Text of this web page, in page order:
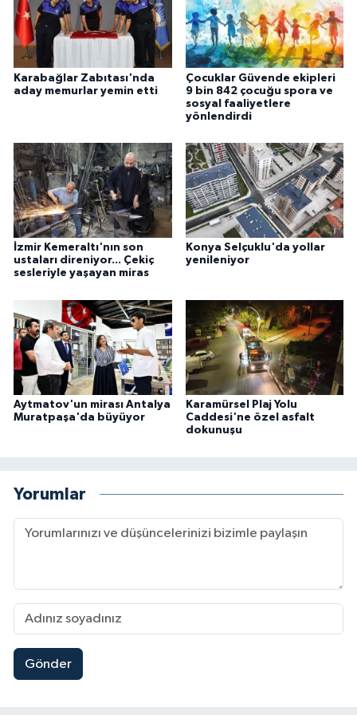
Karabağlar Zabıtası'nda
aday memurlar yemin etti
Çocuklar Güvende ekipleri
9 bin 842 çocuğu spora ve
sosyal faaliyetlere
yönlendirdi
İzmir Kemeraltı'nın son
ustaları direniyor... Çekiç
sesleriyle yaşayan miras
Konya Selçuklu'da yollar
yenileniyor
Aytmatov'un mirası Antalya
Muratpaşa'da büyüyor
Karamürsel Plaj Yolu
Caddesi'ne özel asfalt
dokunuşu
Yorumlar
Gönder